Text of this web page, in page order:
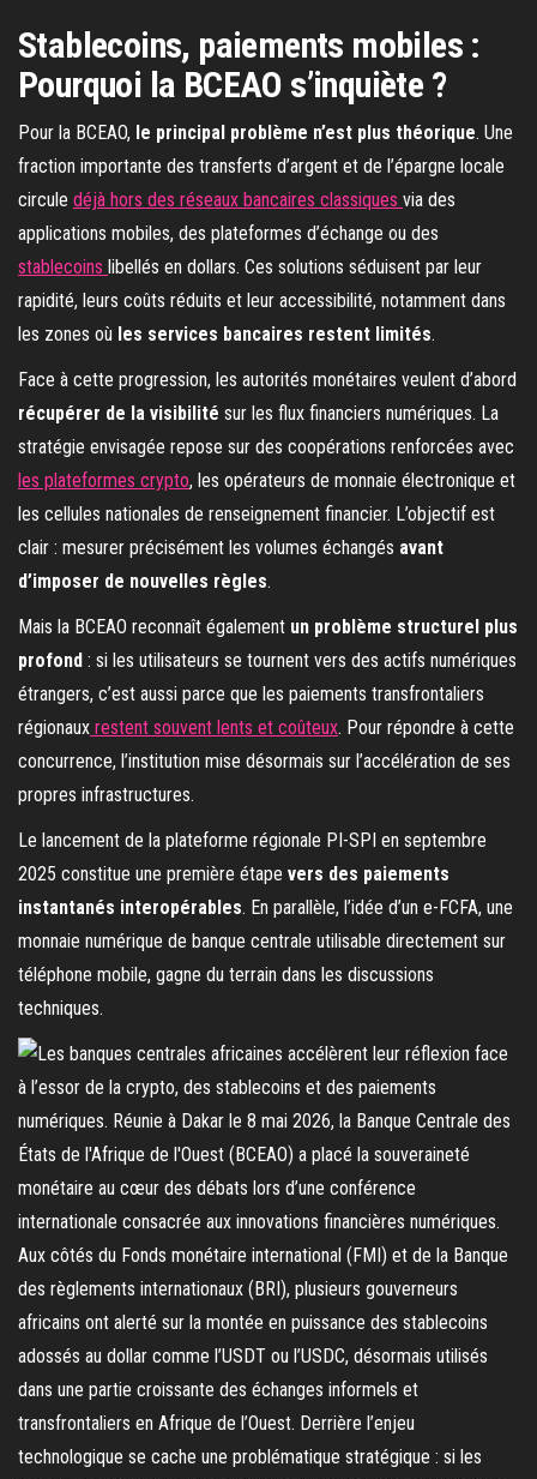
Stablecoins, paiements mobiles :
Pourquoi la BCEAO s’inquiète ?
Pour la BCEAO, le principal problème n’est plus théorique. Une
fraction importante des transferts d’argent et de l’épargne locale
circule déjà hors des réseaux bancaires classiques via des
applications mobiles, des plateformes d’échange ou des
stablecoins libellés en dollars. Ces solutions séduisent par leur
rapidité, leurs coûts réduits et leur accessibilité, notamment dans
les zones où les services bancaires restent limités.
Face à cette progression, les autorités monétaires veulent d’abord
récupérer de la visibilité sur les flux financiers numériques. La
stratégie envisagée repose sur des coopérations renforcées avec
les plateformes crypto, les opérateurs de monnaie électronique et
les cellules nationales de renseignement financier. L’objectif est
clair : mesurer précisément les volumes échangés avant
d’imposer de nouvelles règles.
Mais la BCEAO reconnaît également un problème structurel plus
profond : si les utilisateurs se tournent vers des actifs numériques
étrangers, c’est aussi parce que les paiements transfrontaliers
régionaux restent souvent lents et coûteux. Pour répondre à cette
concurrence, l’institution mise désormais sur l’accélération de ses
propres infrastructures.
Le lancement de la plateforme régionale PI-SPI en septembre
2025 constitue une première étape vers des paiements
instantanés interopérables. En parallèle, l’idée d’un e-FCFA, une
monnaie numérique de banque centrale utilisable directement sur
téléphone mobile, gagne du terrain dans les discussions
techniques.